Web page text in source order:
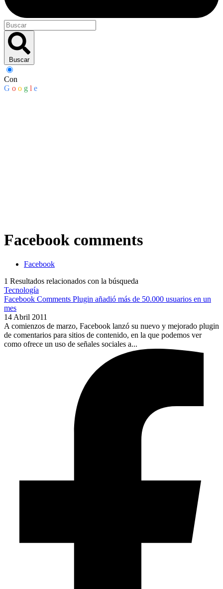
Buscar
Con
G o o g l e
Facebook comments
Facebook
1 Resultados relacionados con la búsqueda
Tecnología
Facebook Comments Plugin añadió más de 50.000 usuarios en un
mes
14 Abril 2011
A comienzos de marzo, Facebook lanzó su nuevo y mejorado plugin
de comentarios para sitios de contenido, en la que podemos ver
como ofrece un uso de señales sociales a...